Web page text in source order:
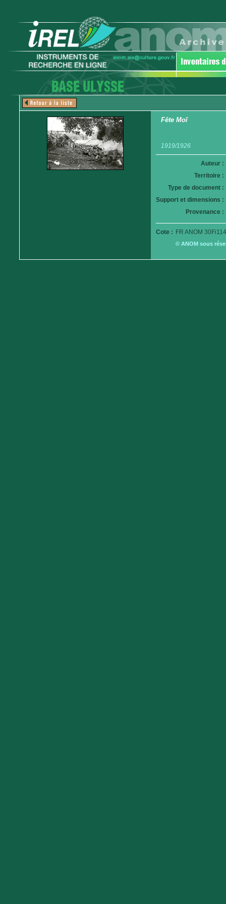
Fête Moï
1919/1926
Auteur :
Territoire :
Type de document :
Support et dimensions :
Provenance :
Cote : FR ANOM
© ANOM sous